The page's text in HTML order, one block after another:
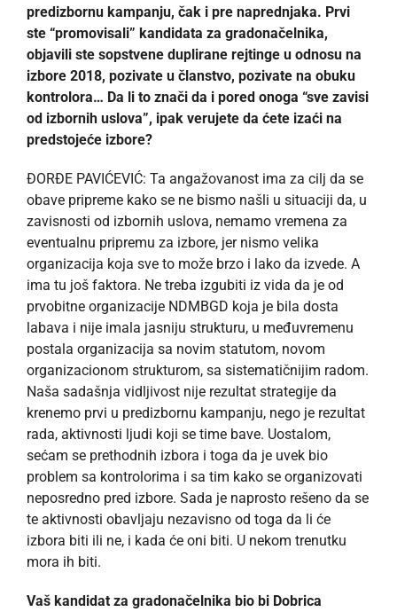
predizbornu kampanju, čak i pre naprednjaka. Prvi
ste “promovisali” kandidata za gradonačelnika,
objavili ste sopstvene duplirane rejtinge u odnosu na
izbore 2018, pozivate u članstvo, pozivate na obuku
kontrolora… Da li to znači da i pored onoga “sve zavisi
od izbornih uslova”, ipak verujete da ćete izaći na
predstojeće izbore?
ĐORĐE PAVIĆEVIĆ: Ta angažovanost ima za cilj da se
obave pripreme kako se ne bismo našli u situaciji da, u
zavisnosti od izbornih uslova, nemamo vremena za
eventualnu pripremu za izbore, jer nismo velika
organizacija koja sve to može brzo i lako da izvede. A
ima tu još faktora. Ne treba izgubiti iz vida da je od
prvobitne organizacije NDMBGD koja je bila dosta
labava i nije imala jasniju strukturu, u međuvremenu
postala organizacija sa novim statutom, novom
organizacionom strukturom, sa sistematičnijim radom.
Naša sadašnja vidljivost nije rezultat strategije da
krenemo prvi u predizbornu kampanju, nego je rezultat
rada, aktivnosti ljudi koji se time bave. Uostalom,
sećam se prethodnih izbora i toga da je uvek bio
problem sa kontrolorima i sa tim kako se organizovati
neposredno pred izbore. Sada je naprosto rešeno da se
te aktivnosti obavljaju nezavisno od toga da li će
izbora biti ili ne, i kada će oni biti. U nekom trenutku
mora ih biti.
Vaš kandidat za gradonačelnika bio bi Dobrica